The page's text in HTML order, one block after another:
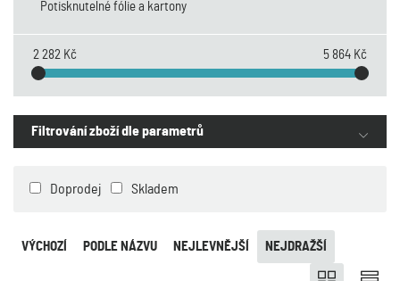
Potisknutelné fólie a kartony
2 282 Kč 5 864 Kč
Filtrování zboží dle parametrů
Doprodej Skladem
NEJLEVNĚJŠÍ NEJDRAŽŠÍ
PODLE NÁZVU
VÝCHOZÍ